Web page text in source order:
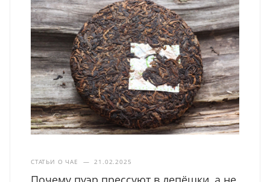
СТАТЬИ О ЧАЕ — 21.02.2025